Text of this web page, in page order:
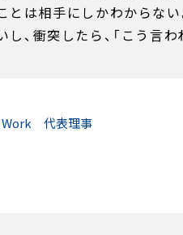
とは相手にしかわからな
し、衝突したら、「こう言
Work 代表理事